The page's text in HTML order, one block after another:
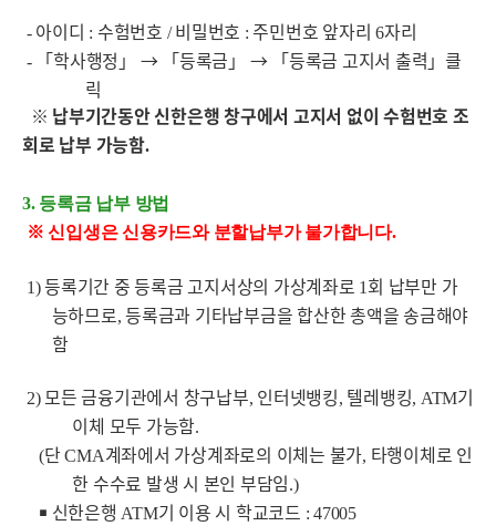
- 아이디 : 수험번호 /비밀번호 :주민번호 앞자리6자리
-
「학사행정」 → 「등록금」 → 「등록금 고지서 출력」클
릭
※ 납부기간동안 신한은행 창구에서 고지서 없이 수험번호 조
회로 납부 가능함.
3. 등록금 납부 방법
※ 신입생은 신용카드와 분할납부가 불가합니다.
1)등록기간 중 등록금 고지서상의 가상계좌로 1 회 납부만 가
능하므로,등록금과 기타납부금을 합산한 총액을 송금해야
함
2) 모든 금융기관에서 창구납부, 인터넷뱅킹, 텔레뱅킹, ATM기
이체 모두 가능함.
(단CMA계좌에서 가상계좌로의 이체는 불가, 타행이체로 인
한 수수료 발생 시 본인 부담임.)
￭ 신한은행 ATM기 이용 시 학교코드 : 47005